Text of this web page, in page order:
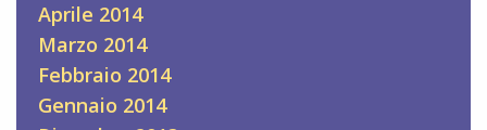
Aprile 2014
Marzo 2014
Febbraio 2014
Gennaio 2014